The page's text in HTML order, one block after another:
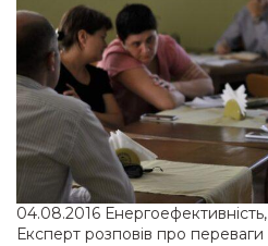
04.08.2016
Експерт розповів про